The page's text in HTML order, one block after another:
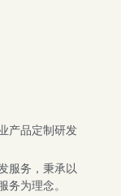
产品定制研发
服务，秉承以
为理念。